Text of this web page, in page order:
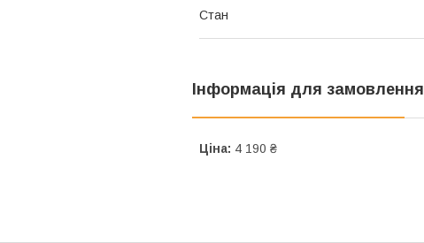
Стан
Інформація для замовлення
Ціна: 4 190 ₴